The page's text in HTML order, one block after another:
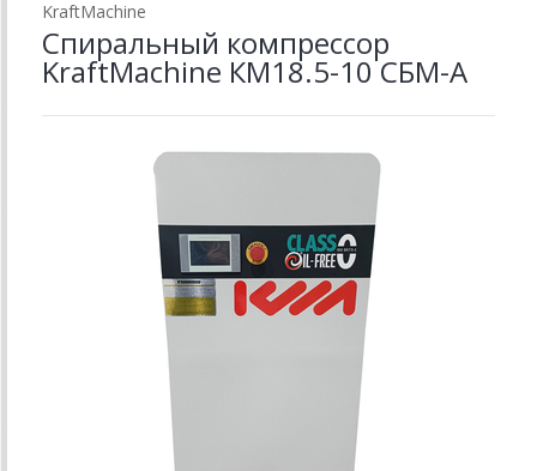
KraftMachine
Спиральный компрессор
KraftMachine КМ18.5-10 СБМ-А